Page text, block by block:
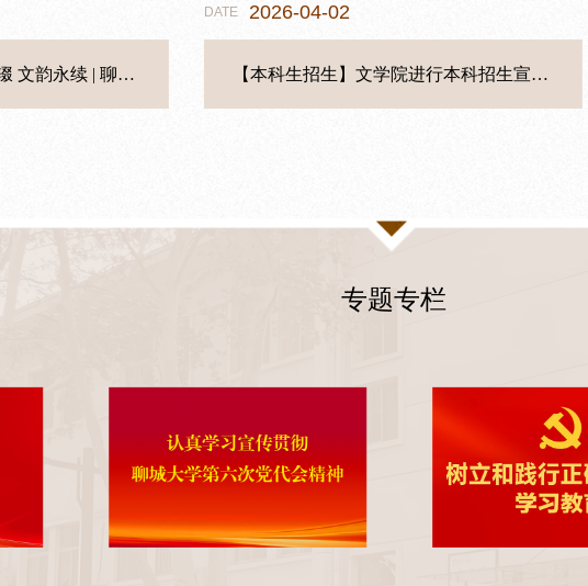
【本科生招生】弦歌不辍 文韵永续 | 聊城大学文学院招生宣传片
DATE 2026-04-02
【本科生招生】文学院进行本科招生宣传“进中学”活动
聊城大学文学院2025年硕士研究生复试录取工作方案
DATE 2025-02-25
教育部部署2025年全国硕士研究生招生复试录取工作(附2025年国家分数线)
【本科生培养】聊城大学文学院2023级支教感悟（十）
DATE 05-22
【本科生培养】聊城大学文学院2023级支教感悟（九）
【研究生培养】聊城大学文学院2022级支教感悟分享 姚晓敏：光循浅夏，且行且歌
DATE 06-12
【研究生培养】聊城大学文学院2022级支教感悟分享 秦凡：心之所向，一苇以航
【就业工作】聚才兴城启新篇 筑梦就业向未来 文学院承办聊城市综合类专场暨聊城大学2026届毕业生春季就业双选会
DATE 04-16
【就业工作】“春风送岗 职等你来”——文学院承办2026届毕业生专场招聘会
专题专栏